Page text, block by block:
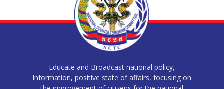
Educate and Broadcast national policy,
Information, positive state of affairs, focusing on